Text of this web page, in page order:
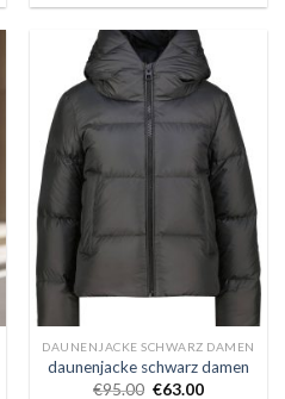
DAUNENJACKE SCHWARZ DAMEN
daunenjacke schwarz damen
€95.00 €63.00